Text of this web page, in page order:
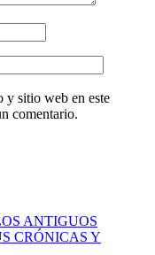
y sitio web en este
comentario.